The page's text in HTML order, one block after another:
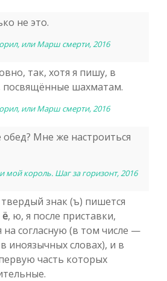
не это.
или Марш смерти, 2016
так, хотя я пишу, в
посвящённые шахматам.
или Марш смерти, 2016
обед? Мне же настроиться
мой король. Шаг за горизонт, 2016
знак (ъ) пишется
ё, ю, я после приставки,
согласную (в том числе —
иноязычных словах), и в
часть которых